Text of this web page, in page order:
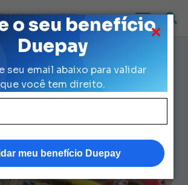
o seu benefício
Duepay
seu email abaixo para validar
que você tem direito.
meu benefício Duepay
para auxilio Uniforme
da Prefeitura de São Paulo
Caderno de
Escolar: 9 Dicas